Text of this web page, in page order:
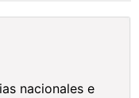
nacionales e